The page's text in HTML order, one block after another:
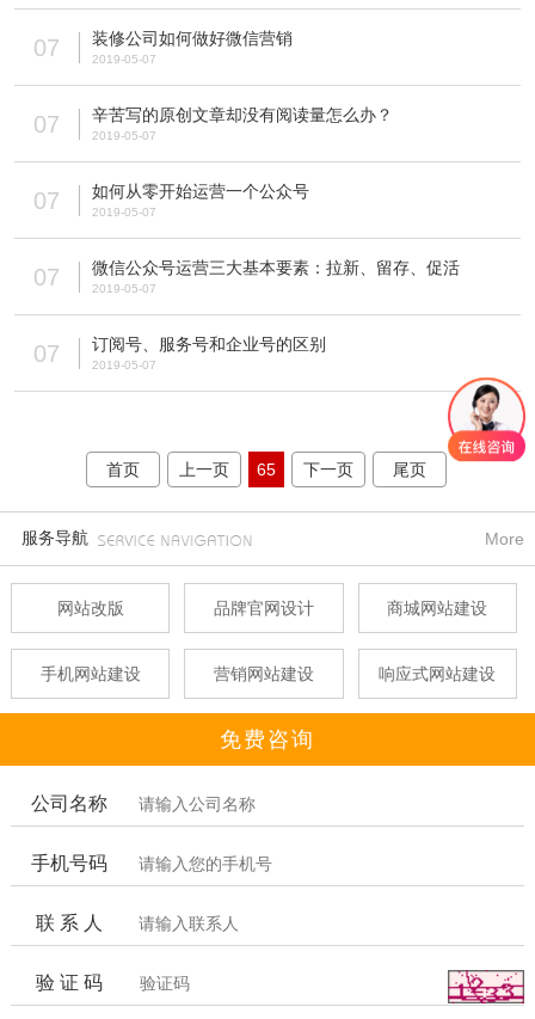
07 装修公司如何做好微信营销
2019-05-07
07 辛苦写的原创文章却没有阅读量怎么办？
2019-05-07
07 如何从零开始运营一个公众号
2019-05-07
07 微信公众号运营三大基本要素：拉新、留存、促活
2019-05-07
07 订阅号、服务号和企业号的区别
2019-05-07
首页 上一页 65 下一页 尾页
服务导航 More
网站改版 品牌官网设计 商城网站建设
手机网站建设 营销网站建设 响应式网站建设
免费咨询
公司名称
手机号码
联 系 人
验 证 码